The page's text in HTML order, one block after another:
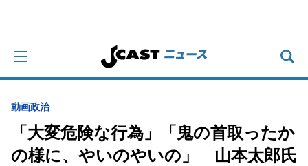
動画政治
「大変危険な行為」「鬼の首取ったか
の様に、やいのやいの」 山本太郎氏